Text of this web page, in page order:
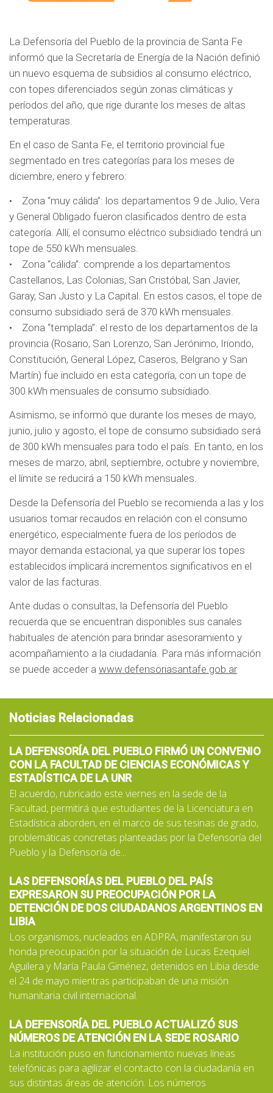
La Defensoría del Pueblo de la provincia de Santa Fe
informó que la Secretaría de Energía de la Nación definió
un nuevo esquema de subsidios al consumo eléctrico,
con topes diferenciados según zonas climáticas y
períodos del año, que rige durante los meses de altas
temperaturas.
En el caso de Santa Fe, el territorio provincial fue
segmentado en tres categorías para los meses de
diciembre, enero y febrero:
• Zona “muy cálida”: los departamentos 9 de Julio, Vera
y General Obligado fueron clasificados dentro de esta
categoría. Allí, el consumo eléctrico subsidiado tendrá un
tope de 550 kWh mensuales.
• Zona “cálida”: comprende a los departamentos
Castellanos, Las Colonias, San Cristóbal, San Javier,
Garay, San Justo y La Capital. En estos casos, el tope de
consumo subsidiado será de 370 kWh mensuales.
• Zona “templada”: el resto de los departamentos de la
provincia (Rosario, San Lorenzo, San Jerónimo, Iriondo,
Constitución, General López, Caseros, Belgrano y San
Martín) fue incluido en esta categoría, con un tope de
300 kWh mensuales de consumo subsidiado.
Asimismo, se informó que durante los meses de mayo,
junio, julio y agosto, el tope de consumo subsidiado será
de 300 kWh mensuales para todo el país. En tanto, en los
meses de marzo, abril, septiembre, octubre y noviembre,
el límite se reducirá a 150 kWh mensuales.
Desde la Defensoría del Pueblo se recomienda a las y los
usuarios tomar recaudos en relación con el consumo
energético, especialmente fuera de los períodos de
mayor demanda estacional, ya que superar los topes
establecidos implicará incrementos significativos en el
valor de las facturas.
Ante dudas o consultas, la Defensoría del Pueblo
recuerda que se encuentran disponibles sus canales
habituales de atención para brindar asesoramiento y
acompañamiento a la ciudadanía. Para más información
se puede acceder a www.defensoriasantafe.gob.ar
Noticias Relacionadas
LA DEFENSORÍA DEL PUEBLO FIRMÓ UN CONVENIO
CON LA FACULTAD DE CIENCIAS ECONÓMICAS Y
ESTADÍSTICA DE LA UNR
El acuerdo, rubricado este viernes en la sede de la
Facultad, permitirá que estudiantes de la Licenciatura en
Estadística aborden, en el marco de sus tesinas de grado,
problemáticas concretas planteadas por la Defensoría del
Pueblo y la Defensoría de...
LAS DEFENSORÍAS DEL PUEBLO DEL PAÍS
EXPRESARON SU PREOCUPACIÓN POR LA
DETENCIÓN DE DOS CIUDADANOS ARGENTINOS EN
LIBIA
Los organismos, nucleados en ADPRA, manifestaron su
honda preocupación por la situación de Lucas Ezequiel
Aguilera y María Paula Giménez, detenidos en Libia desde
el 24 de mayo mientras participaban de una misión
humanitaria civil internacional.
LA DEFENSORÍA DEL PUEBLO ACTUALIZÓ SUS
NÚMEROS DE ATENCIÓN EN LA SEDE ROSARIO
La institución puso en funcionamiento nuevas líneas
telefónicas para agilizar el contacto con la ciudadanía en
sus distintas áreas de atención. Los números